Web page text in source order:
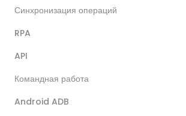
Синхронизация операций
RPA
API
Командная работа
Android ADB